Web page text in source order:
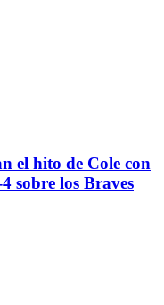
el hito de Cole con
sobre los Braves